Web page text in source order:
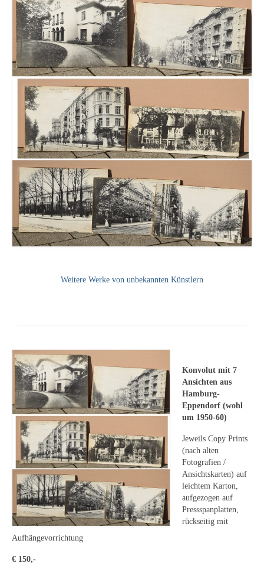
Leonhard Heinrich Hessel
George Paice
Johann Georg Strobel
Ludwig Martin Wilberg
Weitere Künstler nach 1945
Kunst 1900-1945
Walter Becker
Ernst Geitlinger
Erich Hartmann
Wilhelm von Hillern-Flinsch
Karl Otto Hy
Kunst nach 1945
Helmut Diekmann
Hermann Dieste
August Lange-Brock
Ludwig (Luis) Neu
Ferdinand Springer
Arne Siegfried
Curt Wittenbecher
Weitere Werke von unbekannten Künstlern
Konvolut mit 7
Ansichten aus
Hamburg-
Eppendorf (wohl
um 1950-60)
Jeweils Copy Prints
(nach alten
Fotografien /
Ansichtskarten) auf
leichtem Karton,
aufgezogen auf
Pressspanplatten,
rückseitig mit
Aufhängevorrichtung
€ 150,-